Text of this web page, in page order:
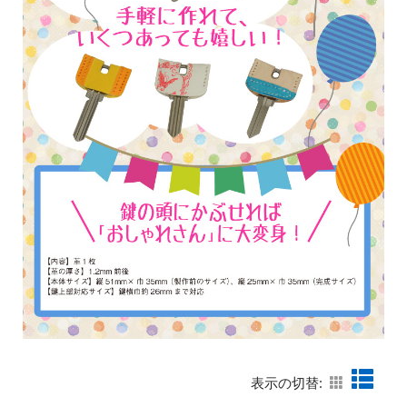
表示の切替: